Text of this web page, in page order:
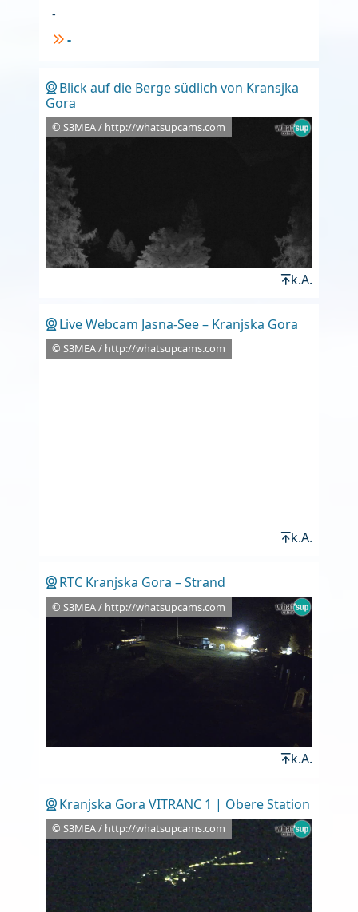
-
-
Blick auf die Berge südlich von Kransjka
Gora
© S3MEA / http://whatsupcams.com
k.A.
Live Webcam Jasna-See – Kranjska Gora
© S3MEA / http://whatsupcams.com
k.A.
RTC Kranjska Gora – Strand
© S3MEA / http://whatsupcams.com
k.A.
Kranjska Gora VITRANC 1 | Obere Station
© S3MEA / http://whatsupcams.com